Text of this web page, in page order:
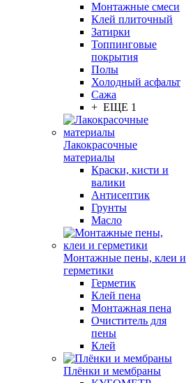
Монтажные смеси
Клей плиточный
Затирки
Топпинговые
покрытия
Полы
Холодный асфальт
Сажа
+ ЕЩЕ 1
Лакокрасочные
материалы
Краски, кисти и
валики
Антисептик
Грунты
Масло
Монтажные пены, клеи и
герметики
Герметик
Клей пена
Монтажная пена
Очиститель для
пены
Клей
Плёнки и мембраны